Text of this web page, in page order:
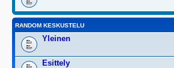
RANDOM KESKUSTELU
Yleinen
Esittely